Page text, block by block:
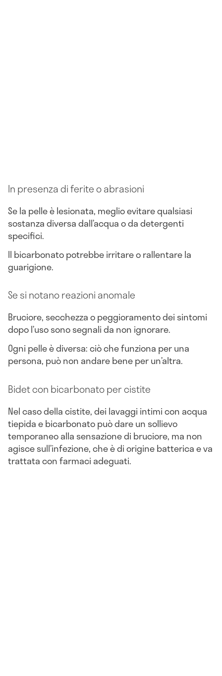
In presenza di ferite o abrasioni
Se la pelle è lesionata, meglio evitare qualsiasi
sostanza diversa dall’acqua o da detergenti
specifici.
Il bicarbonato potrebbe irritare o rallentare la
guarigione.
Se si notano reazioni anomale
Bruciore, secchezza o peggioramento dei sintomi
dopo l’uso sono segnali da non ignorare.
Ogni pelle è diversa: ciò che funziona per una
persona, può non andare bene per un’altra.
Bidet con bicarbonato per cistite
Nel caso della cistite, dei lavaggi intimi con acqua
tiepida e bicarbonato può dare un sollievo
temporaneo alla sensazione di bruciore, ma non
agisce sull’infezione, che è di origine batterica e va
trattata con farmaci adeguati.